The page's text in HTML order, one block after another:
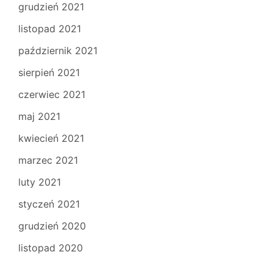
grudzień 2021
listopad 2021
październik 2021
sierpień 2021
czerwiec 2021
maj 2021
kwiecień 2021
marzec 2021
luty 2021
styczeń 2021
grudzień 2020
listopad 2020